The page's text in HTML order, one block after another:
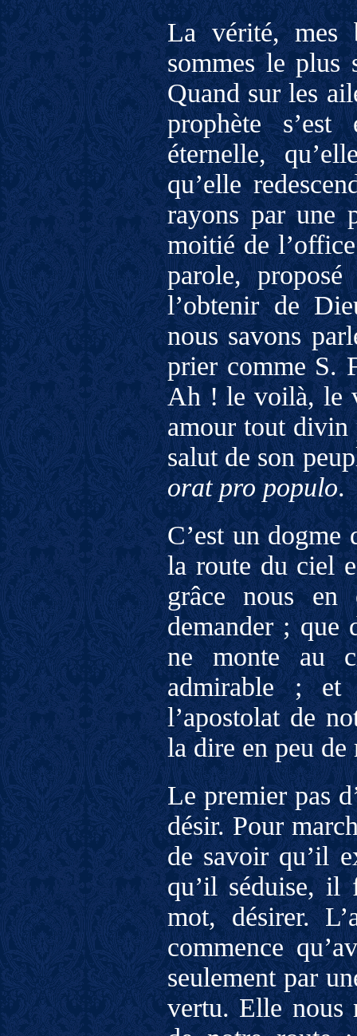
La vérité, mes
sommes le plus
Quand sur les
prophète
éternelle,
qu’elle
rayons par une
moitié de
parole,
l’obtenir de
nous savons
prier comme S.
Ah ! le voilà, le
amour tout divin
salut de son
orat pro populo.
C’est un dogme
la route du ciel
grâce nous
demander ; que
ne monte au
admirable ; et
l’apostolat de
la dire en peu de
Le premier pas
désir. Pour
de savoir qu’il
qu’il séduise, il
mot, désirer.
commence
seulement par
vertu. Elle nous